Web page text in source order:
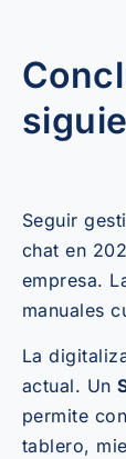
Seguir
chat en
empresa.
manuales
La
actual. Un
permite
tablero,